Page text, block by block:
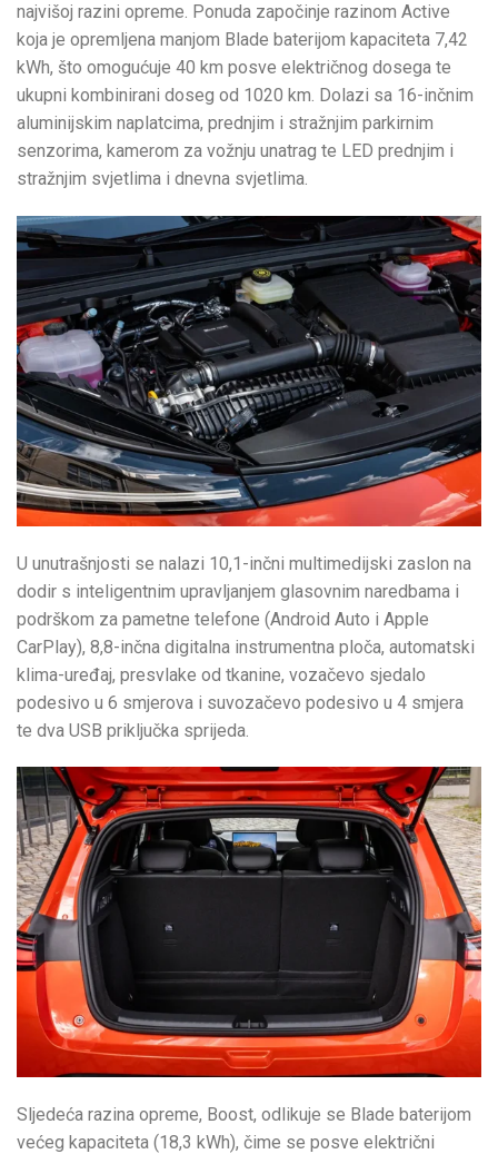
najvišoj razini opreme. Ponuda započinje razinom Active
koja je opremljena manjom Blade baterijom kapaciteta 7,42
kWh, što omogućuje 40 km posve električnog dosega te
ukupni kombinirani doseg od 1020 km. Dolazi sa 16-inčnim
aluminijskim naplatcima, prednjim i stražnjim parkirnim
senzorima, kamerom za vožnju unatrag te LED prednjim i
stražnjim svjetlima i dnevna svjetlima.
U unutrašnjosti se nalazi 10,1-inčni multimedijski zaslon na
dodir s inteligentnim upravljanjem glasovnim naredbama i
podrškom za pametne telefone (Android Auto i Apple
CarPlay), 8,8-inčna digitalna instrumentna ploča, automatski
klima-uređaj, presvlake od tkanine, vozačevo sjedalo
podesivo u 6 smjerova i suvozačevo podesivo u 4 smjera
te dva USB priključka sprijeda.
Sljedeća razina opreme, Boost, odlikuje se Blade baterijom
većeg kapaciteta (18,3 kWh), čime se posve električni